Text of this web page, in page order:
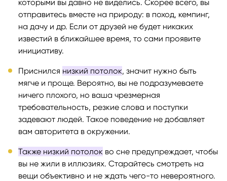
которыми вы давно не виделись. Скорее всего, вы
отправитесь вместе на природу: в поход, кемпинг,
на дачу и др. Если от друзей не будет никаких
известий в ближайшее время, то сами проявите
инициативу.
Приснился низкий потолок, значит нужно быть
мягче и проще. Вероятно, вы не подразумеваете
ничего плохого, но ваша чрезмерная
требовательность, резкие слова и поступки
задевают людей. Такое поведение не добавляет
вам авторитета в окружении.
Также низкий потолок во сне предупреждает, чтобы
вы не жили в иллюзиях. Старайтесь смотреть на
вещи объективно и не ждать чего-то невероятного.